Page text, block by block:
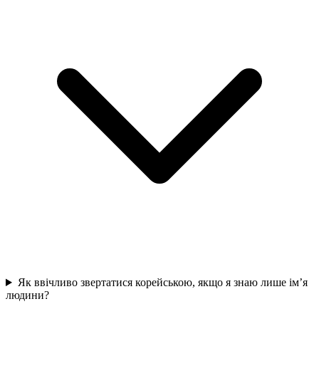
Як ввічливо звертатися корейською, якщо я знаю лише ім’я
людини?